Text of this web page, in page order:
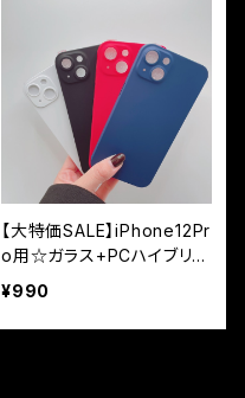
【大特価SALE】iPhone12Pr
o用☆ガラス+PCハイブリッ
ト360度全面ケース
¥990